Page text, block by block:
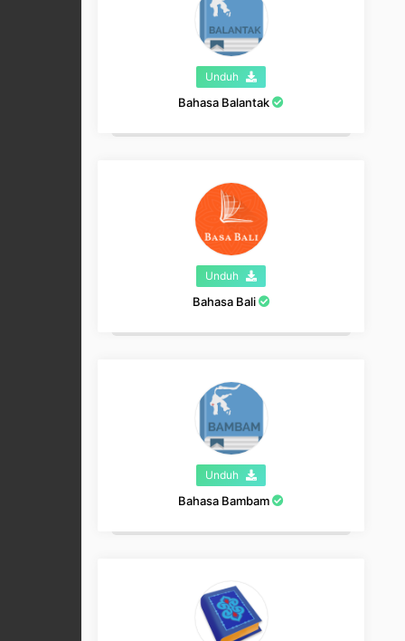
Unduh
Bahasa Balantak
Unduh
Bahasa Bali
Unduh
Bahasa Bambam